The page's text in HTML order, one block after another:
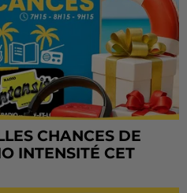
CHANCES DE
INTENSITÉ CET